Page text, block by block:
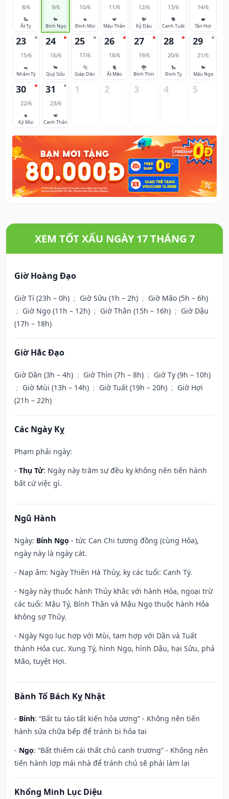
8/6
🐍
Ất Tỵ
9/6
🐎
Bính Ngọ
10/6
🐐
Đinh Mùi
11/6
🐒
Mậu Thân
12/6
🐓
Kỷ Dậu
13/6
🐕
Canh Tuất
14/6
🐖
Tân Hợi
23
15/6
🐀
Nhâm Tý
24
16/6
🐂
Quý Sửu
25
17/6
🐅
Giáp Dần
26
18/6
🐈
Ất Mão
27
19/6
🐉
Bính Thìn
28
20/6
🐍
Đinh Tỵ
29
21/6
🐎
Mậu Ngọ
30
22/6
🐐
Kỷ Mùi
31
23/6
🐒
Canh Thân
1 2 3 4 5
XEM TỐT XẤU NGÀY 17 THÁNG 7
Giờ Hoàng Đạo
Giờ Tí (23h – 0h) ; Giờ Sửu (1h – 2h) ; Giờ Mão (5h – 6h)
; Giờ Ngọ (11h – 12h) ; Giờ Thân (15h – 16h) ; Giờ Dậu
(17h – 18h)
Giờ Hắc Đạo
Giờ Dần (3h – 4h) ; Giờ Thìn (7h – 8h) ; Giờ Tỵ (9h – 10h)
; Giờ Mùi (13h – 14h) ; Giờ Tuất (19h – 20h) ; Giờ Hợi
(21h – 22h)
Các Ngày Kỵ
Phạm phải ngày:
- Thụ Tử: Ngày này trăm sự đều kỵ không nên tiến hành
bất cứ việc gì.
Ngũ Hành
Ngày: Bính Ngọ - tức Can Chi tương đồng (cùng Hỏa),
ngày này là ngày cát.
- Nạp âm: Ngày Thiên Hà Thủy, kỵ các tuổi: Canh Tý.
- Ngày này thuộc hành Thủy khắc với hành Hỏa, ngoại trừ
các tuổi: Mậu Tý, Bính Thân và Mậu Ngọ thuộc hành Hỏa
không sợ Thủy.
- Ngày Ngọ lục hợp với Mùi, tam hợp với Dần và Tuất
thành Hỏa cục. Xung Tý, hình Ngọ, hình Dậu, hại Sửu, phá
Mão, tuyệt Hợi.
Bành Tổ Bách Kỵ Nhật
- Bính: “Bất tu táo tất kiến hỏa ương” - Không nên tiến
hành sửa chữa bếp để tránh bị hỏa tai
- Ngọ: “Bất thiêm cái thất chủ canh trương” - Không nên
tiến hành lợp mái nhà để tránh chủ sẽ phải làm lại
Khổng Minh Lục Diệu